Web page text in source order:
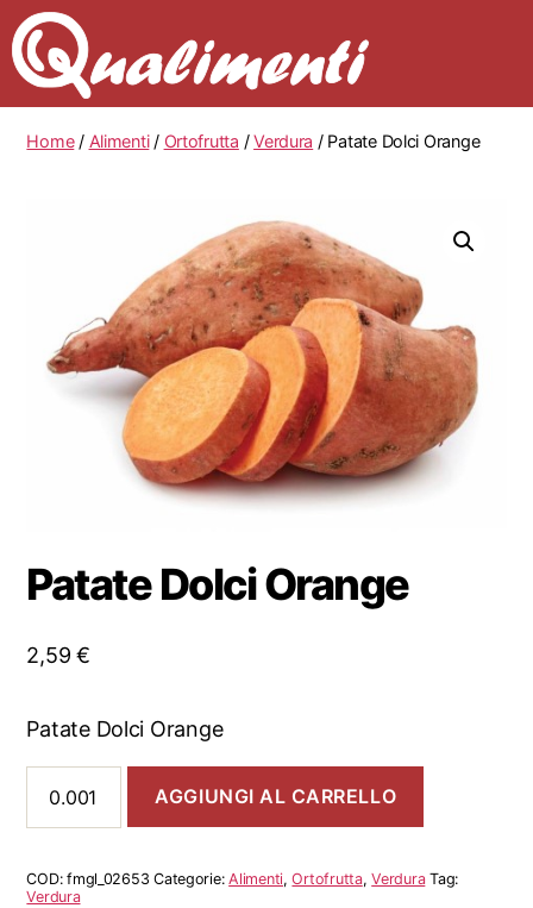
Home/ Alimenti/ Ortofrutta /Verdura / Patate Dolci Orange
Patate Dolci Orange
2,59€
Patate Dolci Orange
Dolci
Orange
AGGIUNGI AL CARRELLO
COD:fmgl_02653 Categorie:Alimenti,Ortofrutta,Verdura Tag:
Verdura